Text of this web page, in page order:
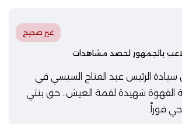
غير صحيح
بالجمهور لحصد مشاهدات
الرئيس عبد الفتاح السيسي في
القهوة شهيدة لقمة العيش.. حق بنتي
فوراً.